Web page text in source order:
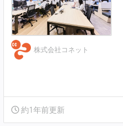
株式会社コネット
約1年前更新